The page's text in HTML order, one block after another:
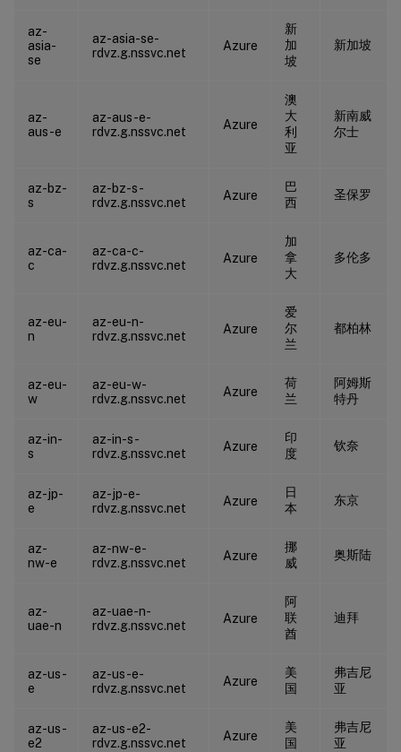
az-
asia-
se
az-asia-se-
rdvz.g.nssvc.net
Azure
新
加
坡
新加坡
az-
aus-e
az-aus-e-
rdvz.g.nssvc.net
Azure
澳
大
利
亚
新南威
尔士
az-bz-
s
az-bz-s-
rdvz.g.nssvc.net
Azure
巴
西
圣保罗
az-ca-
c
az-ca-c-
rdvz.g.nssvc.net
Azure
加
拿
大
多伦多
az-eu-
n
az-eu-n-
rdvz.g.nssvc.net
Azure
爱
尔
兰
都柏林
az-eu-
w
az-eu-w-
rdvz.g.nssvc.net
Azure
荷
兰
阿姆斯
特丹
az-in-
s
az-in-s-
rdvz.g.nssvc.net
Azure
印
度
钦奈
az-jp-
e
az-jp-e-
rdvz.g.nssvc.net
Azure
日
本
东京
az-
nw-e
az-nw-e-
rdvz.g.nssvc.net
Azure
挪
威
奥斯陆
az-
uae-n
az-uae-n-
rdvz.g.nssvc.net
Azure
阿
联
酋
迪拜
az-us-
e
az-us-e-
rdvz.g.nssvc.net
Azure
美
国
弗吉尼
亚
az-us-
e2
az-us-e2-
rdvz.g.nssvc.net
Azure
美
国
弗吉尼
亚